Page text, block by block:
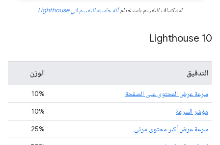
استكشاف التقييم باستخدامآلة حاسبة التقييم في Lighthouse
Lighthouse 10
التدقيق الوزن
سرعة عرض المحتوى على الصفحة
10%
مؤشر السرعة
10%
سرعة عرض أكبر محتوى مرئي
25%